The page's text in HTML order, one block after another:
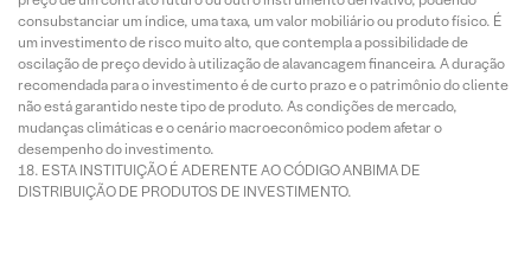
consubstanciar um índice, uma taxa, um valor mobiliário ou produto físico. É
um investimento de risco muito alto, que contempla a possibilidade de
oscilação de preço devido à utilização de alavancagem financeira. A duração
recomendada para o investimento é de curto prazo e o patrimônio do cliente
não está garantido neste tipo de produto. As condições de mercado,
mudanças climáticas e o cenário macroeconômico podem afetar o
desempenho do investimento.
ESTA INSTITUIÇÃO É ADERENTE AO CÓDIGO ANBIMA DE
DISTRIBUIÇÃO DE PRODUTOS DE INVESTIMENTO.